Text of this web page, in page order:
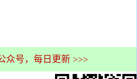
众号，每日更新 >>>